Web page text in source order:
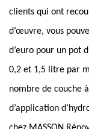
clients qui ont
d’œuvre, vous
d’euro pour un pot
0,2 et 1,5 litre par
nombre de couche
d’application